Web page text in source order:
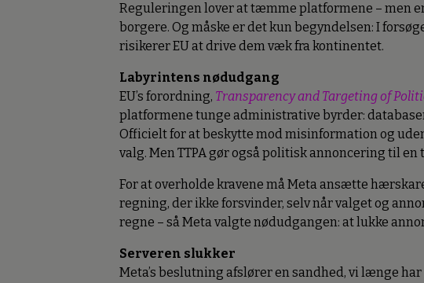
Reguleringen lover at tæmme platformene – men
borgere. Og måske er det kun begyndelsen: I
risikerer EU at drive dem væk fra kontinentet.
Labyrintens nødudgang
EU’s forordning, Transparency and Targeting of
platformene tunge administrative byrder:
Officielt for at beskytte mod misinformation og
valg. Men TTPA gør også politisk annoncering til
For at overholde kravene må Meta ansætte
regning, der ikke forsvinder, selv når valget og
regne – så Meta valgte nødudgangen: at lukke
Serveren slukker
Meta’s beslutning afslører en sandhed, vi længe